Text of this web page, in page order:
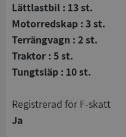
Lättlastbil : 13 st.
Motorredskap : 3 st.
Terrängvagn : 2 st.
Traktor : 5 st.
Tungtsläp : 10 st.
registrerad för F-skatt
Ja